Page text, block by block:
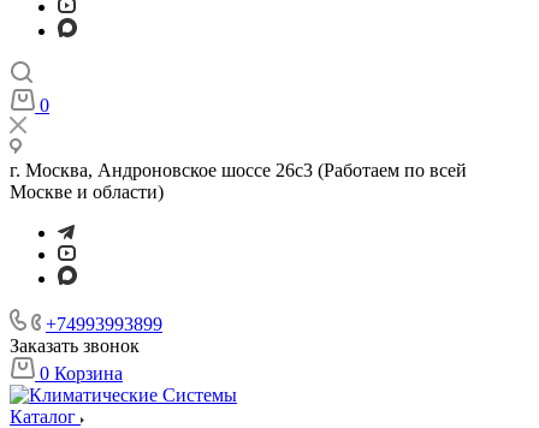
0
г. Москва, Андроновское шоссе 26с3 (Работаем по всей
Москве и области)
+74993993899
Заказать звонок
0 Корзина
Каталог